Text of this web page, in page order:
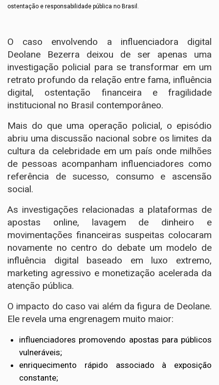
ostentação e responsabilidade pública no Brasil.
O caso envolvendo a influenciadora digital
Deolane Bezerra deixou de ser apenas uma
investigação policial para se transformar em um
retrato profundo da relação entre fama, influência
digital, ostentação financeira e fragilidade
institucional no Brasil contemporâneo.
Mais do que uma operação policial, o episódio
abriu uma discussão nacional sobre os limites da
cultura da celebridade em um país onde milhões
de pessoas acompanham influenciadores como
referência de sucesso, consumo e ascensão
social.
As investigações relacionadas a plataformas de
apostas online, lavagem de dinheiro e
movimentações financeiras suspeitas colocaram
novamente no centro do debate um modelo de
influência digital baseado em luxo extremo,
marketing agressivo e monetização acelerada da
atenção pública.
O impacto do caso vai além da figura de Deolane.
Ele revela uma engrenagem muito maior:
influenciadores promovendo apostas para públicos
vulneráveis;
enriquecimento rápido associado à exposição
constante;